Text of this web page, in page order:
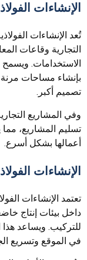
الإنشاءات
تُعد الإنشاءات
التجارية وقاعات
الاستخدامات. ويسمح
بإنشاء مساحات مرنة
تصميم أكبر.
وفي المشاريع
تسليم المشاريع،
أعمالها بشكل أسرع.
الإنشاءات
تعتمد الإنشاءات
داخل بيئات إنتاج
للتركيب. ويساعد هذا
في الموقع وتسريع